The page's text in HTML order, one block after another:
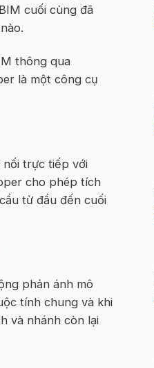
cuối cùng đã
thông qua
là một công cụ
nối trực tiếp với
cho phép tích
từ đầu đến cuối
phản ánh mô
tính chung và khi
và nhánh còn lại